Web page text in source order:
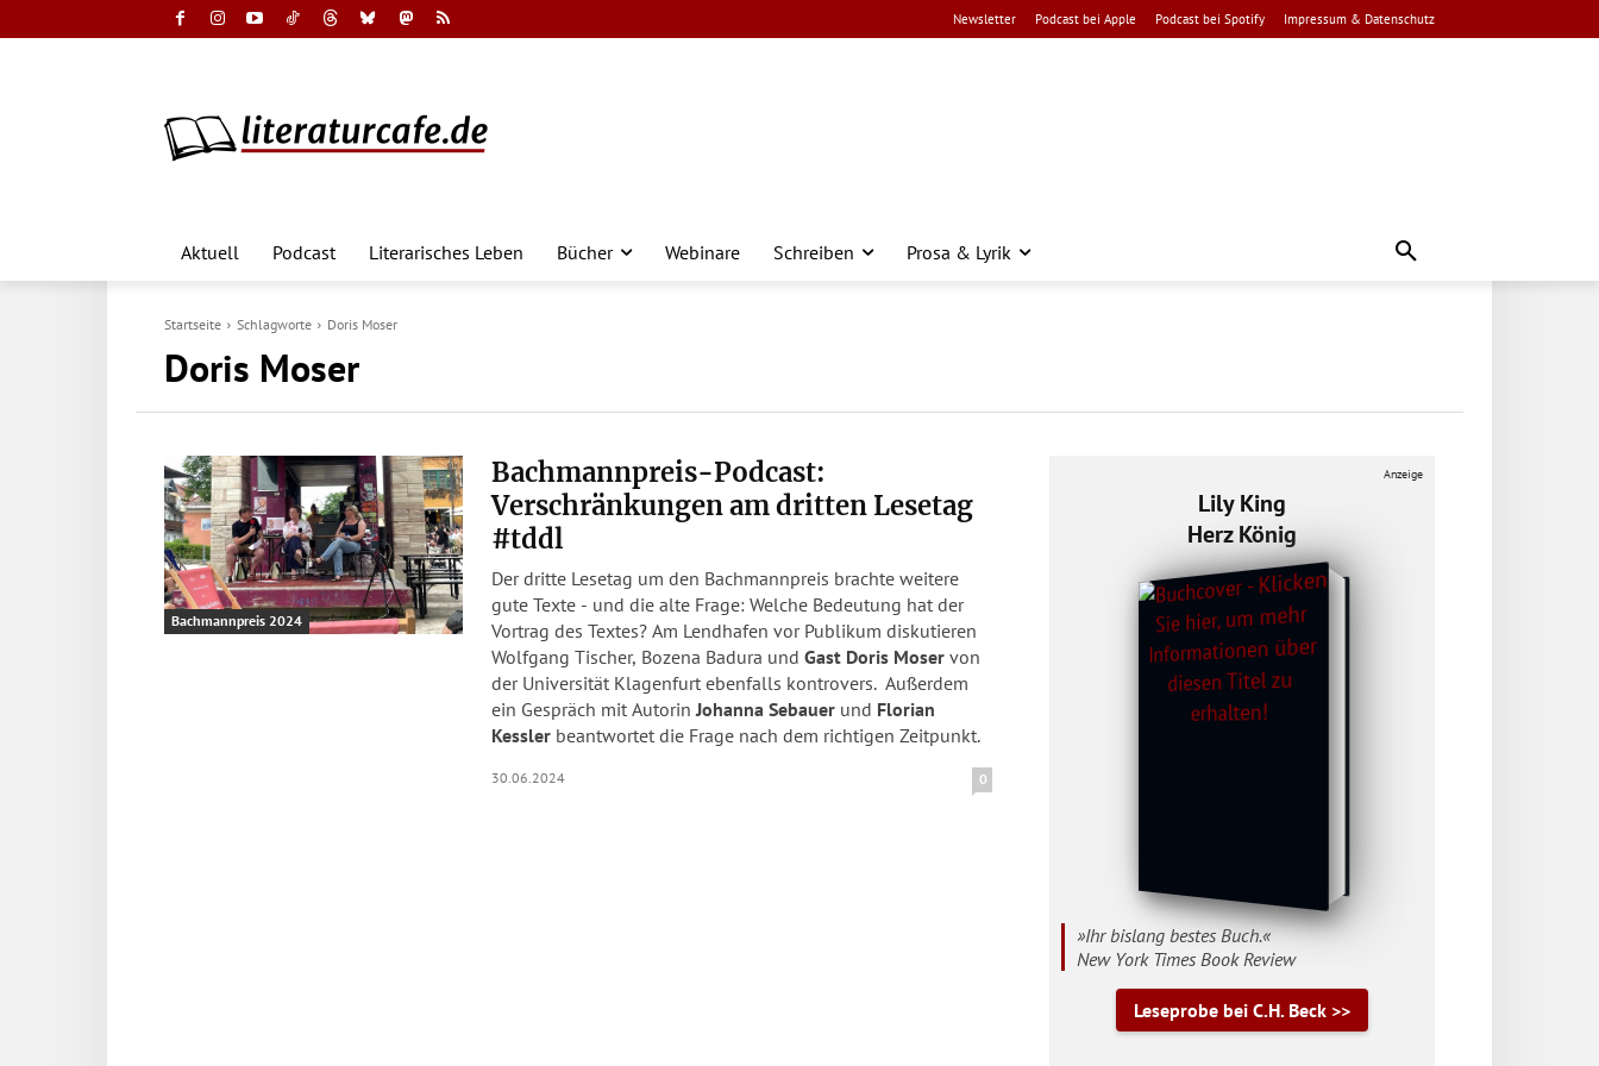
Newsletter Podcast bei Apple Podcast bei Spotify Impressum & Datenschutz
Aktuell Podcast Literarisches Leben Bücher Webinare Schreiben Prosa & Lyrik
Startseite Schlagworte Doris Moser
Doris Moser
Bachmannpreis 2024
Bachmannpreis-Podcast:
Verschränkungen am dritten Lesetag
#tddl
Der dritte Lesetag um den Bachmannpreis brachte weitere
gute Texte - und die alte Frage: Welche Bedeutung hat der
Vortrag des Textes? Am Lendhafen vor Publikum diskutieren
Wolfgang Tischer, Bozena Badura und Gast Doris Moservon
der Universität Klagenfurt ebenfalls kontrovers. Außerdem
ein Gespräch mit Autorin Johanna Sebauerund Florian
Kesslerbeantwortet die Frage nach dem richtigen Zeitpunkt.
30.06.2024 0
Anzeige
Lily King
Herz König
»Ihr bislang bestes Buch.«
New York Times Book Review
Leseprobe bei C.H. Beck >>